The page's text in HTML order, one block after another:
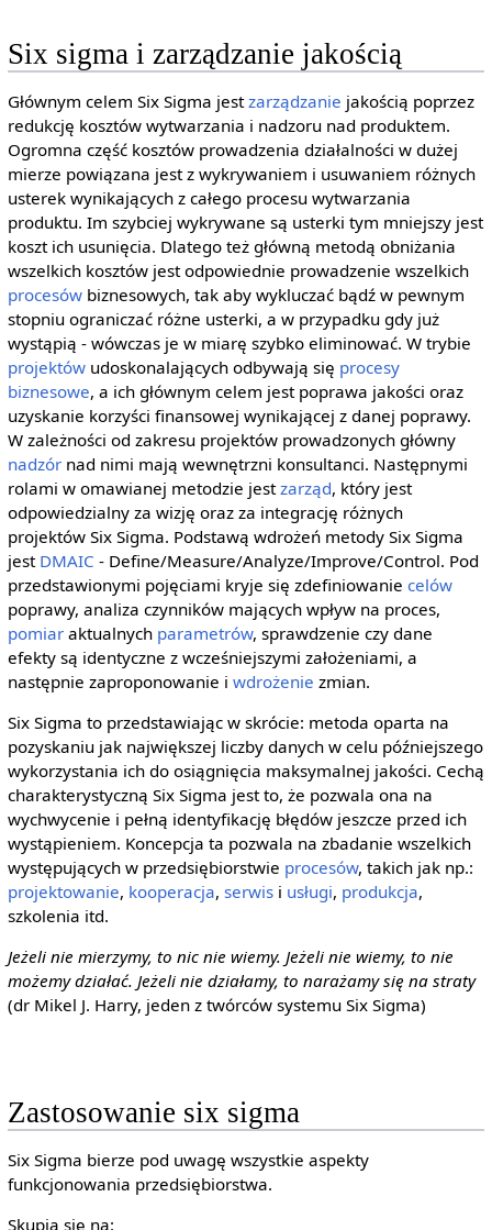
Six sigma i zarządzanie jakością
Głównym celem Six Sigma jestzarządzanie jakością poprzez
redukcję kosztów wytwarzania i nadzoru nad produktem.
Ogromna część kosztów prowadzenia działalności w dużej
mierze powiązana jest z wykrywaniem i usuwaniem różnych
usterek wynikających z całego procesu wytwarzania
produktu. Im szybciej wykrywane są usterki tym mniejszy jest
koszt ich usunięcia. Dlatego też główną metodą obniżania
wszelkich kosztów jest odpowiednie prowadzenie wszelkich
procesówbiznesowych, tak aby wykluczać bądź w pewnym
stopniu ograniczać różne usterki, a w przypadku gdy już
wystąpią - wówczas je w miarę szybko eliminować. W trybie
projektówudoskonalających odbywają się procesy
biznesowe, a ich głównym celem jest poprawa jakości oraz
uzyskanie korzyści finansowej wynikającej z danej poprawy.
W zależności od zakresu projektów prowadzonych główny
nadzórnad nimi mają wewnętrzni konsultanci. Następnymi
rolami w omawianej metodzie jestzarząd, który jest
odpowiedzialny za wizję oraz za integrację różnych
projektów Six Sigma. Podstawą wdrożeń metody Six Sigma
jest DMAIC - Define/Measure/Analyze/Improve/Control. Pod
przedstawionymi pojęciami kryje się zdefiniowanie celów
poprawy, analiza czynników mających wpływ na proces,
pomiaraktualnych parametrów, sprawdzenie czy dane
efekty są identyczne z wcześniejszymi założeniami, a
następnie zaproponowanie i wdrożenie zmian.
Six Sigma to przedstawiając w skrócie: metoda oparta na
pozyskaniu jak największej liczby danych w celu późniejszego
wykorzystania ich do osiągnięcia maksymalnej jakości. Cechą
charakterystyczną Six Sigma jest to, że pozwala ona na
wychwycenie i pełną identyfikację błędów jeszcze przed ich
wystąpieniem. Koncepcja ta pozwala na zbadanie wszelkich
występujących w przedsiębiorstwie procesów, takich jak np.:
projektowanie, kooperacja, serwisi usługi, produkcja,
szkolenia itd.
Jeżeli nie mierzymy, to nic nie wiemy. Jeżeli nie wiemy, to nie
możemy działać. Jeżeli nie działamy, to narażamy się na straty
(dr Mikel J. Harry, jeden z twórców systemu Six Sigma)
Zastosowanie six sigma
Six Sigma bierze pod uwagę wszystkie aspekty
funkcjonowania przedsiębiorstwa.
Skupia się na: